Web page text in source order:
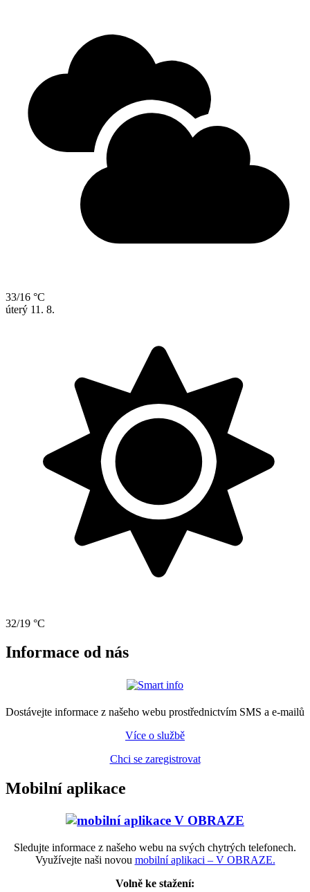
33/16 °C
úterý 11. 8.
32/19 °C
Informace od nás
Dostávejte informace z našeho webu prostřednictvím SMS a e-mailů
Více o službě
Chci se zaregistrovat
Mobilní aplikace
Sledujte informace z našeho webu na svých chytrých telefonech.
Využívejte naši novou mobilní aplikaci – V OBRAZE.
Volně ke stažení: